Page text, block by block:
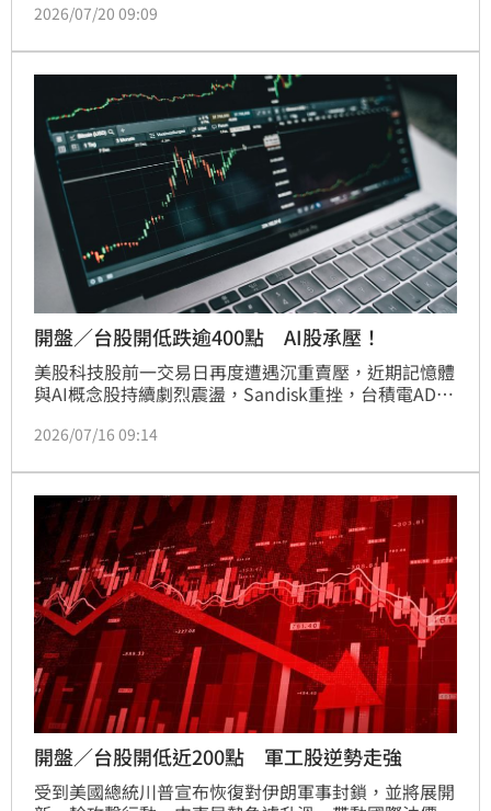
積電強勢反彈45元帶動下，加權指數早盤上漲382.31
買指數則下跌0.3%至377.29點，呈現「權值股強、中
小型股弱」的分歧格局。
2026/07/20 09:09
開盤／台股開低跌逾400點 AI股承壓！
美股科技股前一交易日再度遭遇沉重賣壓，近期記憶體
與AI概念股持續劇烈震盪，Sandisk重挫，台積電ADR
大漲後，整體估值已偏高，進一步影響市場風險偏好，
加權指數下跌443.48點、暫報45,188.95點，跌幅
0.97%；代表中小型股的櫃買指數下跌2.20%，來到
407.26點，顯示資金持續流向中
2026/07/16 09:14
開盤／台股開低近200點 軍工股逆勢走強
受到美國總統川普宣布恢復對伊朗軍事封鎖，並將展開